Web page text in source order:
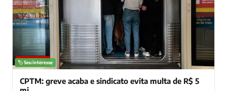
NOTÍCIAS
🏷️ Seu interesse
CPTM: greve acaba e sindicato evita multa de R$ 5